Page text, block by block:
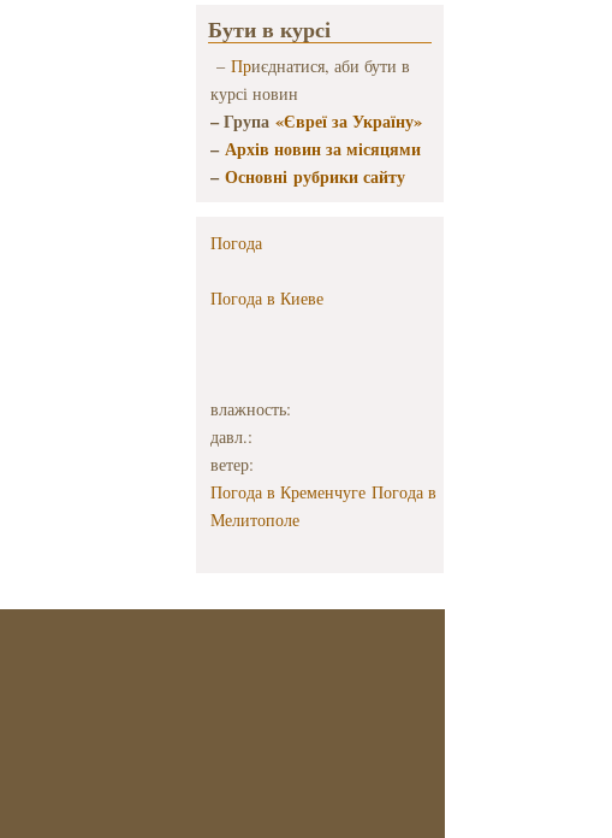
Бути в курсі
– Приєднатися, аби бути в
курсі новин
– Група «Євреї за Україну»
–Архів новин за місяцями
–Основні рубрики сайту
Погода
Погода в Киеве
влажность:
давл.:
ветер:
Погода в Кременчуге Погода в
Мелитополе